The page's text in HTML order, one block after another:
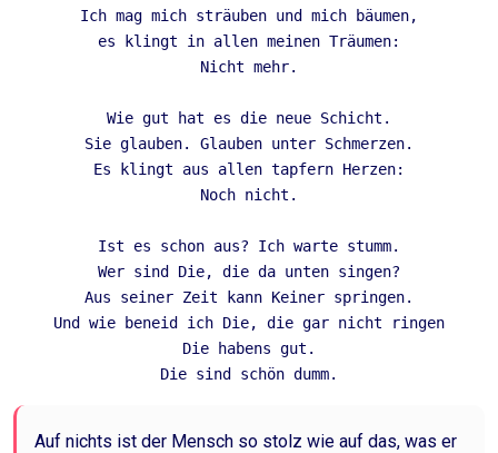
Ich mag mich sträuben und mich bäumen,
es klingt in allen meinen Träumen:
Nicht mehr.
Wie gut hat es die neue Schicht.
Sie glauben. Glauben unter Schmerzen.
Es klingt aus allen tapfern Herzen:
Noch nicht.
Ist es schon aus? Ich warte stumm.
Wer sind Die, die da unten singen?
Aus seiner Zeit kann Keiner springen.
Und wie beneid ich Die, die gar nicht ringen
Die habens gut.
Die sind schön dumm.
Auf nichts ist der Mensch so stolz wie auf das, was er